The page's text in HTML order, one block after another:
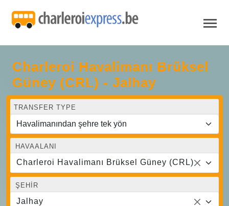
Charleroi Havalimanı Brüksel
Güney (CRL) - Jalhay
TRANSFER TYPE
HAVAALANI
Charleroi Havalimanı Brüksel Güney (CRL)
ŞEHIR
Jalhay